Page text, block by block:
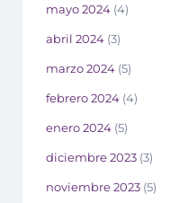
mayo 2024 (4)
abril 2024 (3)
marzo 2024 (5)
febrero 2024 (4)
enero 2024 (5)
diciembre 2023 (3)
noviembre 2023 (5)